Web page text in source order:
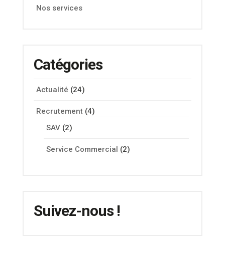
Nos services
Catégories
Actualité (24)
Recrutement(4)
SAV(2)
Service Commercial (2)
Suivez-nous !